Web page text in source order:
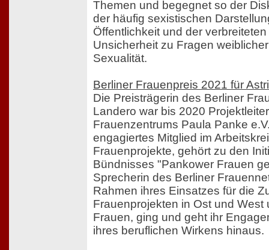
Themen und begegnet so der
der häufig sexistischen
Öffentlichkeit und der
Unsicherheit zu Fragen
Sexualität.
Berliner Frauenpreis 2021 für
Die Preisträgerin des Berliner
Landero war bis 2020
Frauenzentrums Paula Panke
engagiertes Mitglied im
Frauenprojekte, gehört zu den
Bündnisses "Pankower Frauen
Sprecherin des Berliner
Rahmen ihres Einsatzes für die
Frauenprojekten in Ost und West
Frauen, ging und geht ihr
ihres beruflichen Wirkens hinaus.